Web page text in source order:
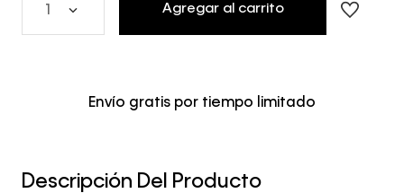
Agregar al carrito
Envío gratis por tiempo limitado
Descripción Del Producto